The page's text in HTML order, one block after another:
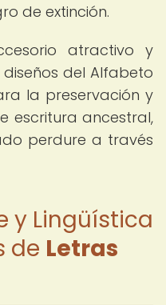
de extinción.
atractivo y
del Alfabeto
la preservación y
escritura ancestral,
perdure a través
y Lingüística
de Letras